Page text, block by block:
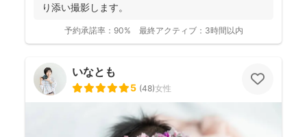
り添い撮影します。
予約承諾率： 90% 最終アクティブ： 3時間以内
いなとも
5 (48)女性